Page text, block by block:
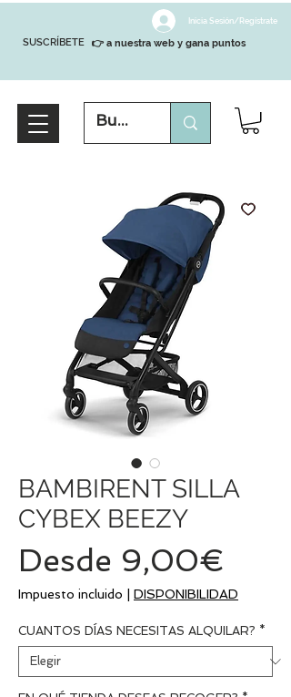
SUSCRÍBETE
Inicia Sesión/Regístrate
👉 a nuestra web y gana puntos
BAMBIRENT SILLA
CYBEX BEEZY
Desde 9,00€
de
Impuesto incluido DISPONIBILIDAD
CUANTOS DÍAS NECESITAS ALQUILAR? *